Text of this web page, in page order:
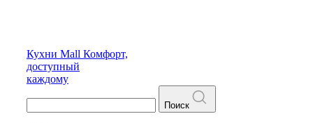
Кухни Mall Комфорт,
доступный
каждому
Поиск